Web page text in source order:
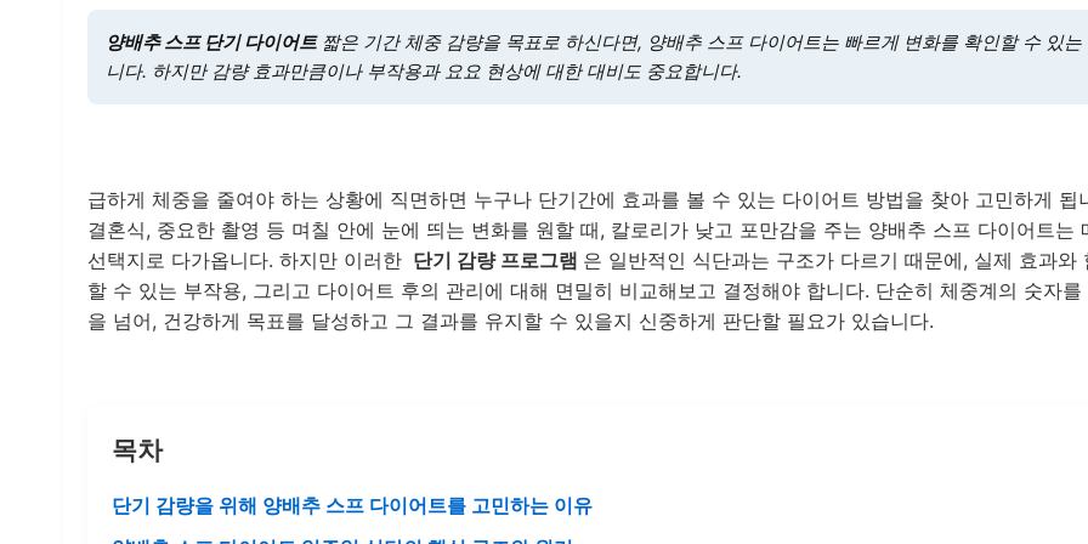
양배추 스프 단기 다이어트짧은 기간 체중 감량을 목표로 하신다면, 양배추 스프 다이어트는 빠르게 변화를 확인할 수 있는
니다. 하지만 감량 효과만큼이나 부작용과 요요 현상에 대한 대비도 중요합니다.
급하게 체중을 줄여야 하는 상황에 직면하면 누구나 단기간에 효과를 볼 수 있는 다이어트 방법을 찾아 고민하게 됩
결혼식, 중요한 촬영 등 며칠 안에 눈에 띄는 변화를 원할 때, 칼로리가 낮고 포만감을 주는 양배추 스프 다이어트는
선택지로 다가옵니다. 하지만 이러한 단기 감량 프로그램 은 일반적인 식단과는 구조가 다르기 때문에, 실제 효과와
할 수 있는 부작용, 그리고 다이어트 후의 관리에 대해 면밀히 비교해보고 결정해야 합니다. 단순히 체중계의 숫자를
을 넘어, 건강하게 목표를 달성하고 그 결과를 유지할 수 있을지 신중하게 판단할 필요가 있습니다.
목차
단기 감량을 위해 양배추 스프 다이어트를 고민하는 이유